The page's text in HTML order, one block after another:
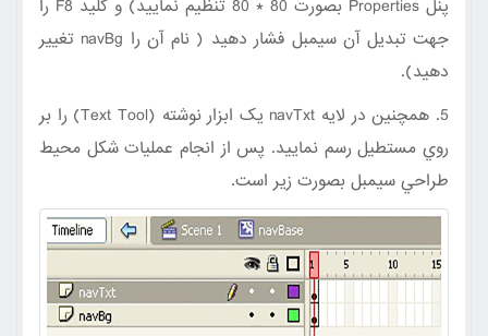
پنل Properties بصورت 80 * 80 تنظيم نماييد) و کليد F8 را
جهت تبديل آن سيمبل فشار دهيد ( نام آن را navBg تغيير
دهيد).
5. همچنين در لايه navTxt يک ابزار نوشته (Text Tool) را بر
روي مستطيل رسم نماييد. پس از انجام عمليات شکل محيط
طراحي سيمبل بصورت زير است.